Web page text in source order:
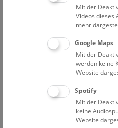
Sparkling Science
Mit der
Videos dieses
mehr
Google Maps
Mit der
werden keine
Website
Spotify
Mit der
keine
Website